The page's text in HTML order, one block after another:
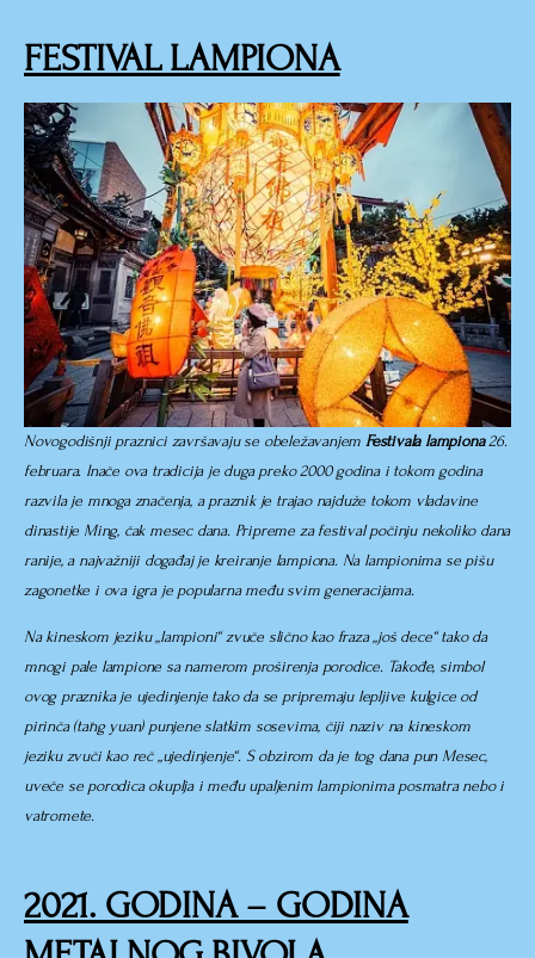
FESTIVAL LAMPIONA
Novogodišnji praznici završavaju se obeležavanjem Festivala lampiona26.
februara. Inače ova tradicija je duga preko 2000 godina i tokom godina
razvila je mnoga značenja, a praznik je trajao najduže tokom vladavine
dinastije Ming, čak mesec dana. Pripreme za festival počinju nekoliko dana
ranije, a najvažniji događaj je kreiranje lampiona. Na lampionima se pišu
zagonetke i ova igra je popularna među svim generacijama.
Na kineskom jeziku „lampioni“ zvuče slično kao fraza „još dece“ tako da
mnogi pale lampione sa namerom proširenja porodice. Takođe, simbol
ovog praznika je ujedinjenje tako da se pripremaju lepljive kulgice od
pirinča (tāng yuan) punjene slatkim sosevima, čiji naziv na kineskom
jeziku zvuči kao reč „ujedinjenje“. S obzirom da je tog dana pun Mesec,
uveče se porodica okuplja i među upaljenim lampionima posmatra nebo i
vatromete.
2021. GODINA – GODINA